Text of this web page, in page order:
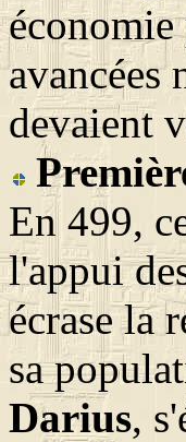
devaient
En 499,
l'appui
écrase la
sa
Darius,